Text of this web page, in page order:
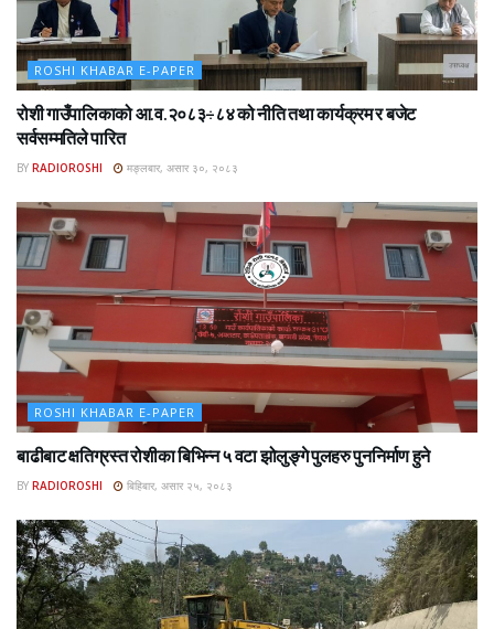
ROSHI KHABAR E-PAPER
रोशी गाउँपालिकाको आ.व.२०८३÷८४ को नीति तथा कार्यक्रम र बजेट
सर्वसम्मतिले पारित
BY RADIOROSHI मङ्लबार, असार ३०, २०८३
ROSHI KHABAR E-PAPER
बाढीबाट क्षतिग्रस्त रोशीका बिभिन्न ५ वटा झोलुङ्गे पुलहरु पुननिर्माण हुने
BY RADIOROSHI बिहिबार, असार २५, २०८३